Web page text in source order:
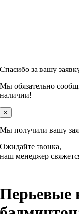
Спасибо за вашу
Мы обязательно
наличии!
×
Мы получили вашу
Ожидайте звонка,
наш менеджер
Перьевые